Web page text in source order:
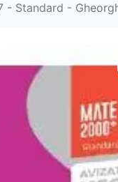
- Standard -